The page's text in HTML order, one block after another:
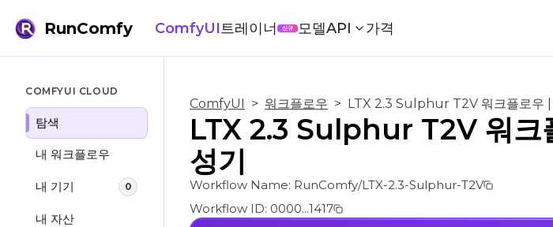
RunComfy ComfyUI트레이너 신규 모델API 가격
COMFYUI CLOUD
탐색
내 워크플로우
내 기기 0
내 자산
ComfyUI > 워크플로우 > LTX 2.3 Sulphur T2V 워크플로우 |
LTX 2.3 Sulphur T2V 워크
성기
Workflow Name: RunComfy/LTX-2.3-Sulphur-T2V
Workflow ID: 0000...1417